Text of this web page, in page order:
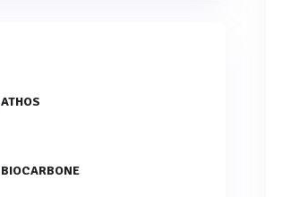
ATHOS
BIOCARBONE